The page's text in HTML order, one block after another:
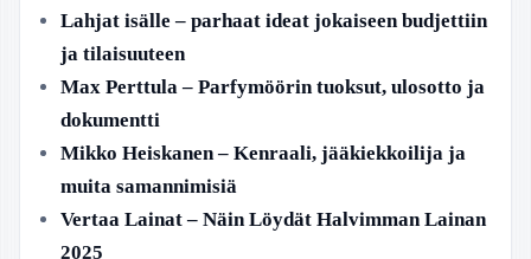
Lahjat isälle – parhaat ideat jokaiseen budjettiin
ja tilaisuuteen
Max Perttula – Parfymöörin tuoksut, ulosotto ja
dokumentti
Mikko Heiskanen – Kenraali, jääkiekkoilija ja
muita samannimisiä
Vertaa Lainat – Näin Löydät Halvimman Lainan
2025